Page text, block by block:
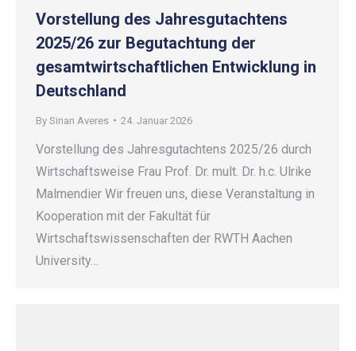
Vorstellung des Jahresgutachtens
2025/26 zur Begutachtung der
gesamtwirtschaftlichen Entwicklung in
Deutschland
By Sinan Averes 24. Januar 2026
Vorstellung des Jahresgutachtens 2025/26 durch
Wirtschaftsweise Frau Prof. Dr. mult. Dr. h.c. Ulrike
Malmendier Wir freuen uns, diese Veranstaltung in
Kooperation mit der Fakultät für
Wirtschaftswissenschaften der RWTH Aachen
University…